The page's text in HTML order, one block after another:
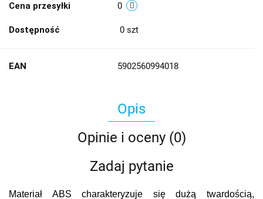
Cena przesyłki 0
Dostępność 0 szt
EAN 5902560994018
Opis
Opinie i oceny (0)
Zadaj pytanie
Materiał ABS charakteryzuje się dużą twardością,